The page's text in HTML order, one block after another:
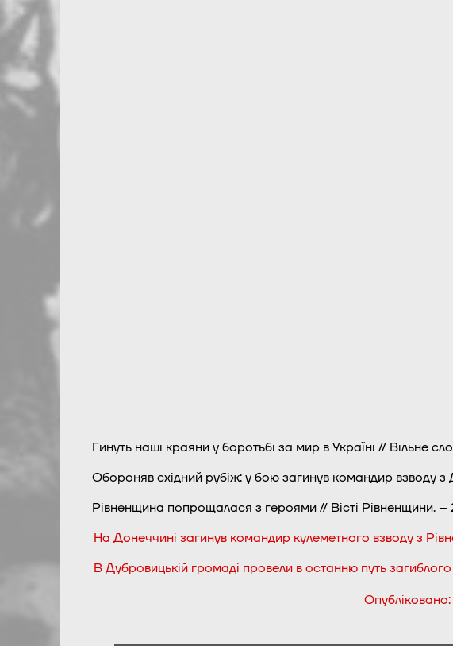
Гинуть наші краяни у боротьбі за мир в Україні // Вільне
Обороняв східний рубіж: у бою загинув командир взводу
Рівненщина попрощалася з героями // Вісті Рівненщини.
На Донеччині загинув командир кулеметного взводу з
В Дубровицькій громаді провели в останню путь
Опубліковано: